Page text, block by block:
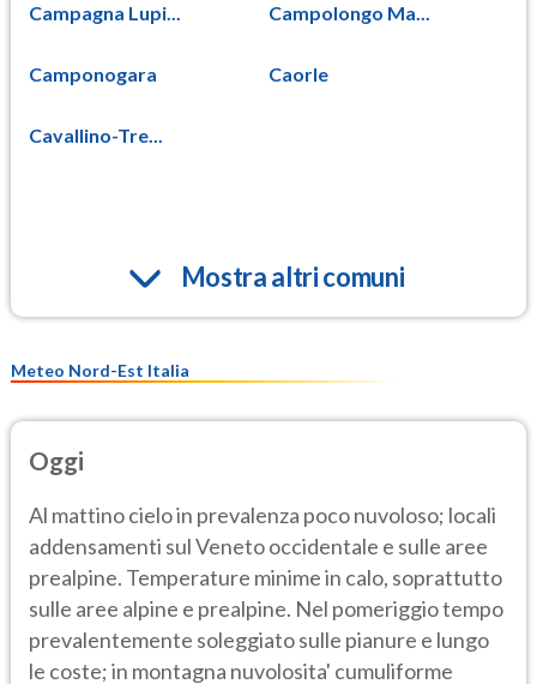
Campagna Lupi... Campolongo Ma...
Camponogara Caorle
Cavallino-Tre...
Mostra altri comuni
Meteo Nord-Est Italia
Oggi
Al mattino cielo in prevalenza poco nuvoloso; locali
addensamenti sul Veneto occidentale e sulle aree
prealpine. Temperature minime in calo, soprattutto
sulle aree alpine e prealpine. Nel pomeriggio tempo
prevalentemente soleggiato sulle pianure e lungo
le coste; in montagna nuvolosita' cumuliforme